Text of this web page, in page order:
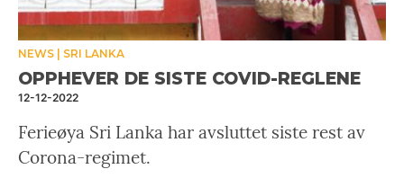
NEWS SRI LANKA
OPPHEVER DE SISTE COVID-REGLENE
12-12-2022
Ferieøya Sri Lanka har avsluttet siste rest av
Corona-regimet.